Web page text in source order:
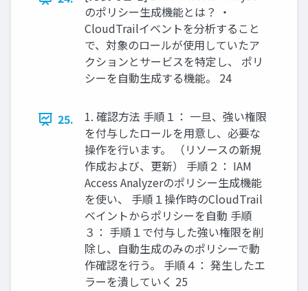
のポリシー生成機能とは？ ・
CloudTrailイベントを分析すること
で、対象のロールが使用していたア
クションとサービスを特定し、 ポリ
シーを自動生成する機能。 24
25.
1. 確認方法 手順１： 一旦、強い権限
を付与したロールを用意し、必要な
操作を行います。 （リソースの新規
作成および、更新） 手順２： IAM
Access Analyzerのポリシー生成機能
を使い、 手順１操作時のCloudTrail
ベイントからポリシーを自動 手順
３： 手順１で付与した強い権限を削
除し、自動生成のみのポリシーで動
作確認を行う。 手順４： 発生したエ
ラーを潰していく 25